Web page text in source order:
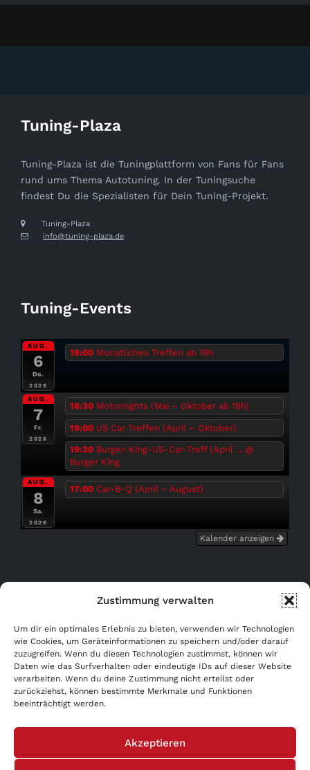
Zustimmung verwalten
Um dir ein optimales Erlebnis zu bieten, verwenden wir Technologien
wie Cookies, um Geräteinformationen zu speichern und/oder darauf
zuzugreifen. Wenn du diesen Technologien zustimmst, können wir
Daten wie das Surfverhalten oder eindeutige IDs auf dieser Website
verarbeiten. Wenn du deine Zustimmung nicht erteilst oder
zurückziehst, können bestimmte Merkmale und Funktionen
beeinträchtigt werden.
Akzeptieren
Tuning-Plaza
Tuning-Plaza ist die Tuningplattform von Fans für Fans
rund ums Thema Autotuning. In der Tuningsuche
findest Du die Spezialisten für Dein Tuning-Projekt.
Tuning-Plaza
info@tuning-plaza.de
Tuning-Events
AUG.
6
Do.
2026
19:00 Monatliches Treffen ab 19h
AUG.
7
Fr.
2026
18:30 Motornights (Mai – Oktober ab 18h)
19:00 US Car Treffen (April – Oktober)
19:30 Burger-King-US-Car-Treff (April ... @
Burger King
AUG.
8
Sa.
2026
17:00 Car-B-Q (April – August)
Kalender anzeigen
Bußgeldrechner
WERBUNG AB 0,- €!
AGB
Impressum